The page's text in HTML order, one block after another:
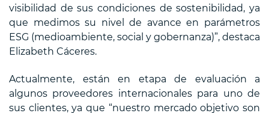
visibilidad de sus condiciones de sostenibilidad, ya
que medimos su nivel de avance en parámetros
ESG (medioambiente, social y gobernanza)”, destaca
Elizabeth Cáceres.
Actualmente, están en etapa de evaluación a
algunos proveedores internacionales para uno de
sus clientes, ya que “nuestro mercado objetivo son